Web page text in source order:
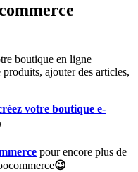
boutique en ligne
ajouter des articles,
votre boutique e-
pour encore plus de
😉